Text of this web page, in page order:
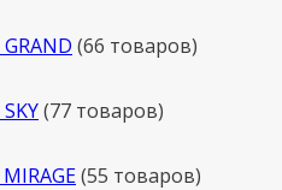
66 товаров
77 товаров
55 товаров